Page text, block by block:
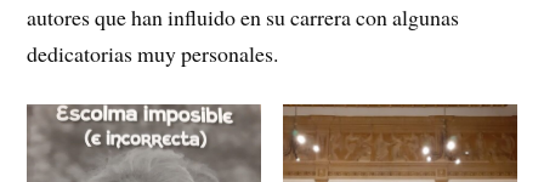
autores que han influido en su carrera con algunas
dedicatorias muy personales.